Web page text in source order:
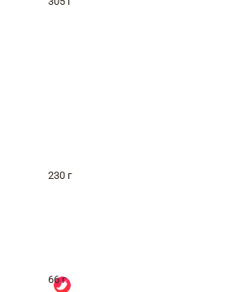
230 г
66 г